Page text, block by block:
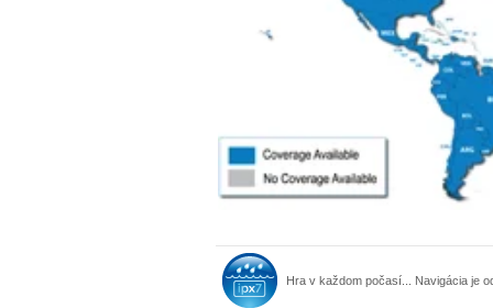
Hra v každom počasí... Navigácia je